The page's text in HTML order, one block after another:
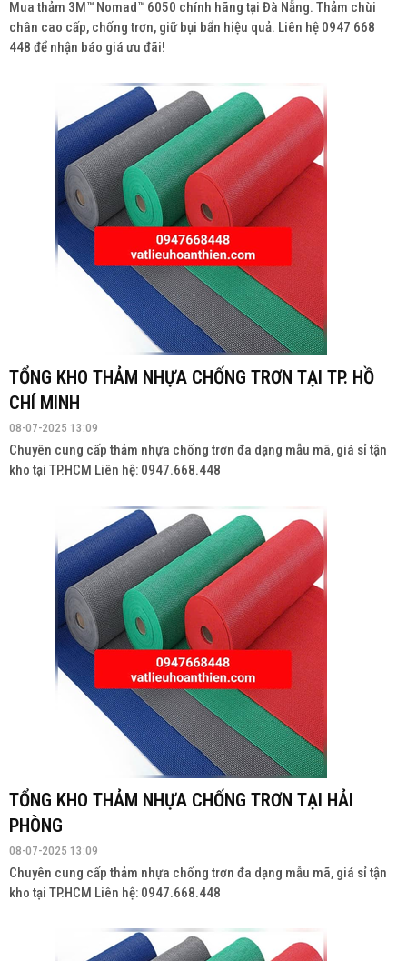
Mua thảm 3M™ Nomad™ 6050 chính hãng tại Đà Nẵng. Thảm chùi
chân cao cấp, chống trơn, giữ bụi bẩn hiệu quả. Liên hệ 0947 668
448 để nhận báo giá ưu đãi!
TỔNG KHO THẢM NHỰA CHỐNG TRƠN TẠI TP. HỒ
CHÍ MINH
08-07-2025 13:09
Chuyên cung cấp thảm nhựa chống trơn đa dạng mẫu mã, giá sỉ tận
kho tại TP.HCM Liên hệ: 0947.668.448
TỔNG KHO THẢM NHỰA CHỐNG TRƠN TẠI HẢI
PHÒNG
08-07-2025 13:09
Chuyên cung cấp thảm nhựa chống trơn đa dạng mẫu mã, giá sỉ tận
kho tại TP.HCM Liên hệ: 0947.668.448